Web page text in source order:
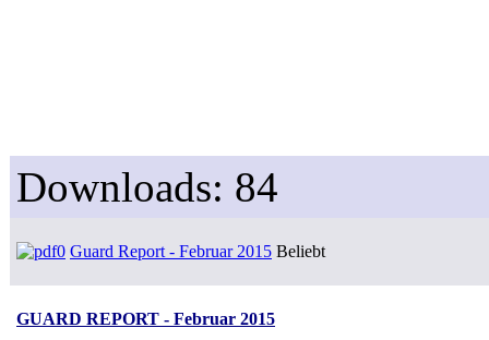
Downloads: 84
Guard Report - Februar 2015 Beliebt
GUARD REPORT - Februar 2015